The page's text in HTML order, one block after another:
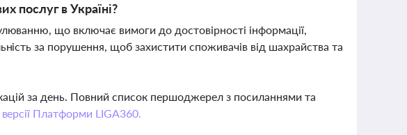
послуг в Україні?
що включає вимоги до достовірності інформації,
за порушення, щоб захистити споживачів від шахрайства та
за день. Повний список першоджерел з посиланнями та
версії Платформи LIGA360.